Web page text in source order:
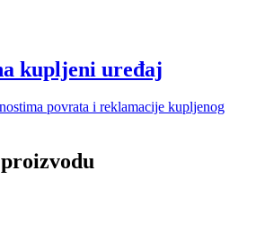
kupljeni uređaj
povrata i reklamacije kupljenog